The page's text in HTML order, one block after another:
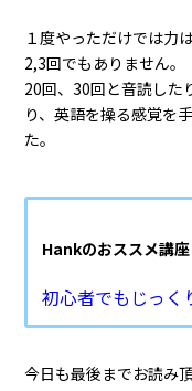
１度やっただけでは力
2,3回でもありません。
20回、30回と音読した
り、英語を操る感覚を
た。
Hankのおススメ講座
初心者でもじっく
今日も最後までお読み